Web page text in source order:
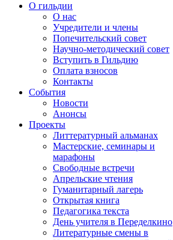
О гильдии
О нас
Учредители и члены
Попечительский совет
Научно-методический совет
Вступить в Гильдию
Оплата взносов
Контакты
События
Новости
Анонсы
Проекты
Литтературный альманах
Мастерские, семинары и
марафоны
Свободные встречи
Апрельские чтения
Гуманитарный лагерь
Открытая книга
Педагогика текста
День учителя в Переделкино
Литературные смены в